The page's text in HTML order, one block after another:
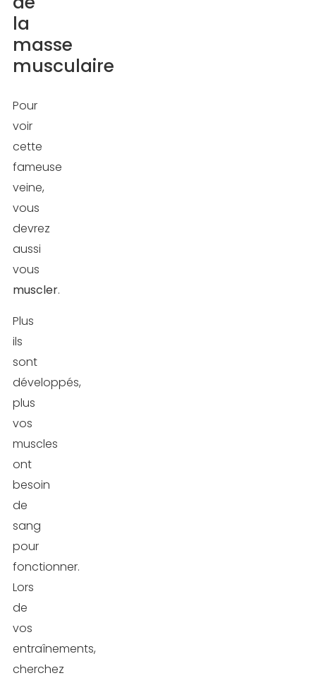
la
masse
musculaire
Pour
voir
cette
fameuse
veine,
vous
devrez
aussi
vous
muscler.
Plus
ils
sont
développés,
plus
vos
muscles
ont
besoin
de
sang
pour
fonctionner.
Lors
de
vos
entraînements,
cherchez